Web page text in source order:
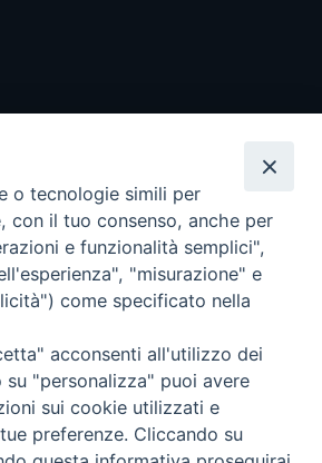
- Tutti i diritti riservati - Vita
Torna
o tecnologie simili per
con il tuo consenso, anche per
e funzionalità semplici",
"misurazione" e
come specificato nella
acconsenti all'utilizzo dei
"personalizza" puoi avere
sui cookie utilizzati e
preferenze. Cliccando su